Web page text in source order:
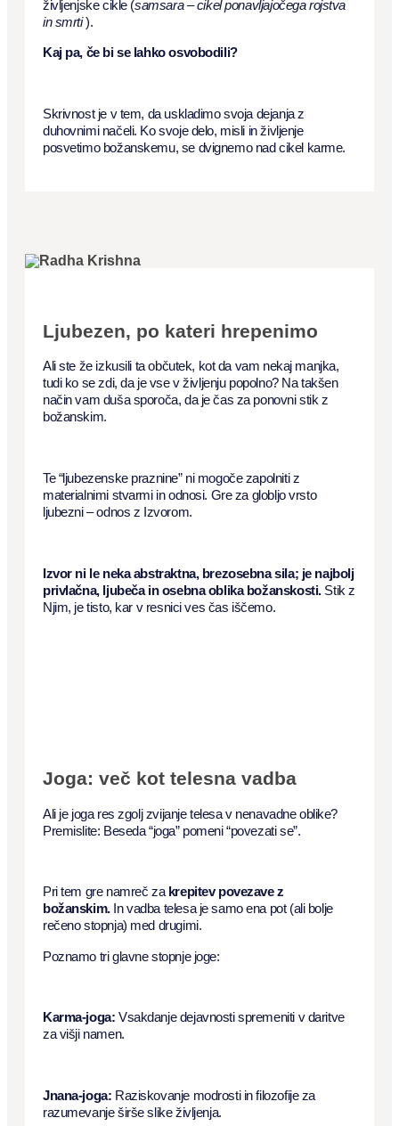
življenjske cikle (samsara – cikel ponavljajočega rojstva
in smrti).
Kaj pa, če bi se lahko osvobodili?
Skrivnost je v tem, da uskladimo svoja dejanja z
duhovnimi načeli. Ko svoje delo, misli in življenje
posvetimo božanskemu, se dvignemo nad cikel karme.
Ljubezen, po kateri hrepenimo
Ali ste že izkusili ta občutek, kot da vam nekaj manjka,
tudi ko se zdi, da je vse v življenju popolno? Na takšen
način vam duša sporoča, da je čas za ponovni stik z
božanskim.
Te “ljubezenske praznine” ni mogoče zapolniti z
materialnimi stvarmi in odnosi. Gre za globljo vrsto
ljubezni – odnos z Izvorom.
Izvor ni le neka abstraktna, brezosebna sila; je najbolj
privlačna, ljubeča in osebna oblika božanskosti.Stik z
Njim, je tisto, kar v resnici ves čas iščemo.
Joga: več kot telesna vadba
Ali je joga res zgolj zvijanje telesa v nenavadne oblike?
Premislite: Beseda “joga” pomeni “povezati se”.
Pri tem gre namreč zakrepitev povezave z
božanskim.In vadba telesa je samo ena pot (ali bolje
rečeno stopnja) med drugimi.
Poznamo tri glavne stopnje joge:
Karma-joga: Vsakdanje dejavnosti spremeniti v daritve
za višji namen.
Jnana-joga: Raziskovanje modrosti in filozofije za
razumevanje širše slike življenja.